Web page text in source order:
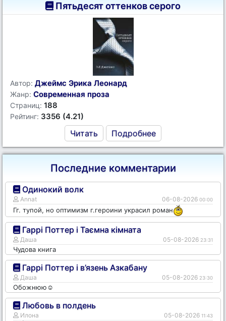
Пятьдесят оттенков серого
Автор: Джеймс Эрика Леонард
Жанр: Современная проза
Страниц: 188
Рейтинг: 3356 (4.21)
Читать Подробнее
Последние комментарии
Одинокий волк
Annat 06-08-2026 00:00
Гг. тупой, но оптимизм г.героини украсил роман
Гаррі Поттер і Таємна кімната
Даша 05-08-2026 23:31
Чудова книга
Гаррі Поттер і в’язень Азкабану
Даша 05-08-2026 23:30
Обожнюю☺️
Любовь в полдень
Илона 05-08-2026 11:43